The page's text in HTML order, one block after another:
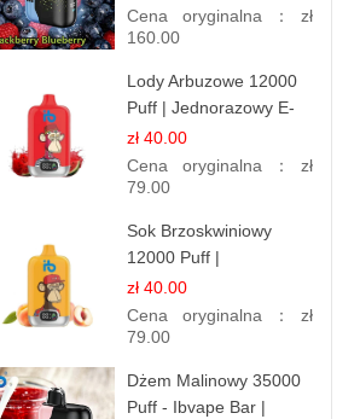
Leśnych Owoców
Cena oryginalna： zł
160.00
Lody Arbuzowe 12000
Puff | Jednorazowy E-
papieros | Deserowy
Smak
zł 40.00
Cena oryginalna： zł
79.00
Sok Brzoskwiniowy
12000 Puff |
Jednorazowy E-
papieros | Owocowy
Smak
zł 40.00
Cena oryginalna： zł
79.00
Dżem Malinowy 35000
Puff - Ibvape Bar |